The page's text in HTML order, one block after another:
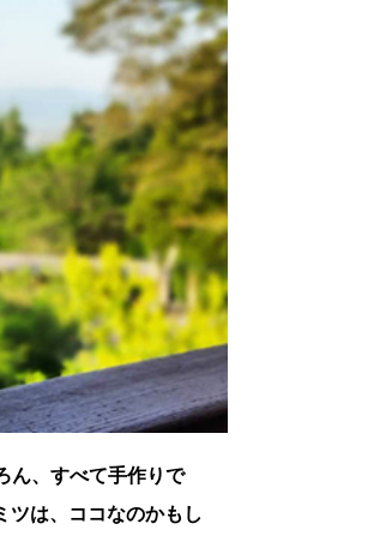
ん、すべて手作りで
ツは、ココなのかもし